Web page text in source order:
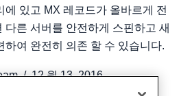
에 있고 MX 레코드가 올바르게 전
다른 서버를 안전하게 스핀하고 새
하여 완전히 의존 할 수 있습니다.
/12 월 13, 2016